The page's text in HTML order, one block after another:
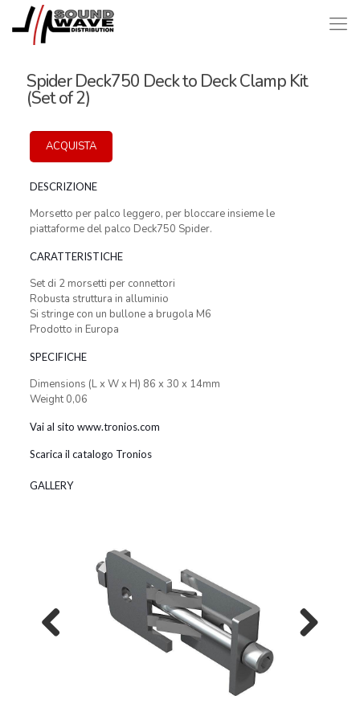
Spider Deck750 Deck to Deck Clamp Kit
(Set of 2)
ACQUISTA
DESCRIZIONE
Morsetto per palco leggero, per bloccare insieme le
piattaforme del palco Deck750 Spider.
CARATTERISTICHE
Set di 2 morsetti per connettori
Robusta struttura in alluminio
Si stringe con un bullone a brugola M6
Prodotto in Europa
SPECIFICHE
Dimensions (L x W x H) 86 x 30 x 14mm
Weight 0,06
Vai al sito www.tronios.com
Scarica il catalogo Tronios
GALLERY